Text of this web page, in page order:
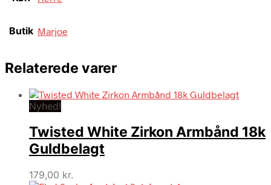
Butik Marjoe
Relaterede varer
Nyhed!
Twisted White Zirkon Armbånd 18k
Guldbelagt
179,00 kr.